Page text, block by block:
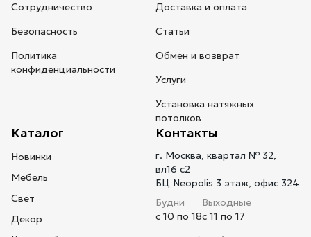
Сотрудничество
Безопасность
Политика
конфиденциальности
Доставка и оплата
Статьи
Обмен и возврат
Услуги
Установка натяжных
потолков
Каталог
Новинки
Мебель
Свет
Декор
Контакты
г. Москва, квартал № 32,
вл16 с2
БЦ Neopolis 3 этаж, офис 324
Будни
с 10 по 18
Выходные
с 11 по 17